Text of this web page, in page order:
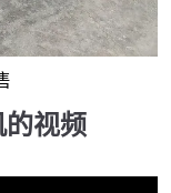
视频